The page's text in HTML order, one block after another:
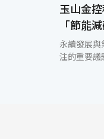
玉山金控積
「節能
永續發展與
注的重要議
E.SUN